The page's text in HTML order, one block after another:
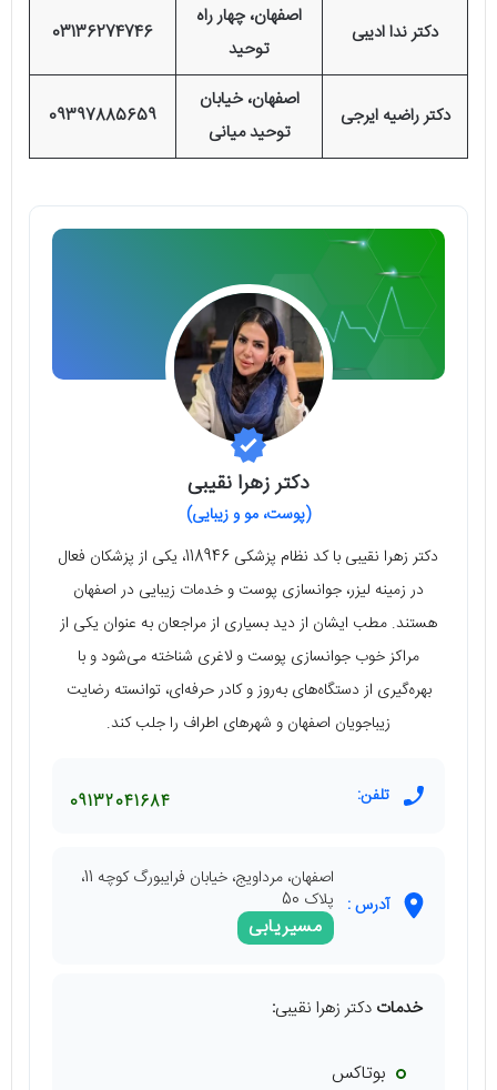
دکتر ندا ادیبی
اصفهان، چهار راه
توحید
03136274746
دکتر راضیه ایرجی
اصفهان، خیابان
توحید میانی
09397885659
دکتر زهرا نقیبی
(پوست، مو و زیبایی)
دکتر زهرا نقیبی با کد نظام پزشکی 118946، یکی از پزشکان فعال
در زمینه لیزر، جوانسازی پوست و خدمات زیبایی در اصفهان
هستند. مطب ایشان از دید بسیاری از مراجعان به عنوان یکی از
مراکز خوب جوانسازی پوست و لاغری شناخته می‌شود و با
بهره‌گیری از دستگاه‌های به‌روز و کادر حرفه‌ای، توانسته رضایت
زیباجویان اصفهان و شهرهای اطراف را جلب کند.
تلفن: 09132041684
آدرس :
اصفهان، مرداویج، خیابان فرایبورگ کوچه 11،
پلاک 50
مسیریابی
خدمات دکتر زهرا نقیبی:
بوتاکس